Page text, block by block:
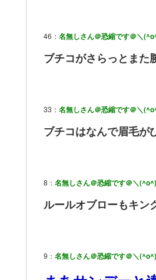
46： 名無しさん＠恐縮です＠＼
ブチコがさらっとまた
33： 名無しさん＠恐縮です＠＼
ブチコはなんで眉毛が
8： 名無しさん＠恐縮です＠＼
ルールオブローもキン
9： 名無しさん＠恐縮です＠＼